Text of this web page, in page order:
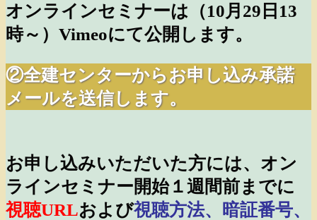
オンラインセミナーは（10月29 日13
時～）Vimeoにて公開します。
②全建センターからお申し込み承諾
メールを送信します。
お申し込みいただいた方には、オン
ラインセミナー開始１週間前までに
視聴URLおよび視聴方法、暗証番号、